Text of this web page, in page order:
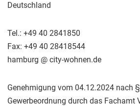
Deutschland
Tel.: +49 40 2841850
Fax: +49 40 28418544
hamburg @ city-wohnen.de
Genehmigung vom 04.12.2024 nach
Gewerbeordnung durch das Fachamt